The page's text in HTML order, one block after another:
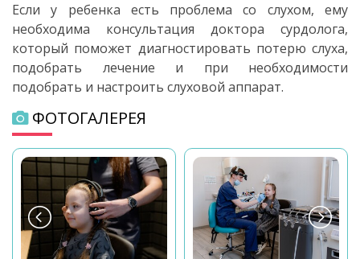
Если у ребенка есть проблема со слухом, ему
необходима консультация доктора сурдолога,
который поможет диагностировать потерю слуха,
подобрать лечение и при необходимости
подобрать и настроить слуховой аппарат.
ФОТОГАЛЕРЕЯ